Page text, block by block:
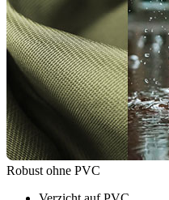
Robust ohne PVC